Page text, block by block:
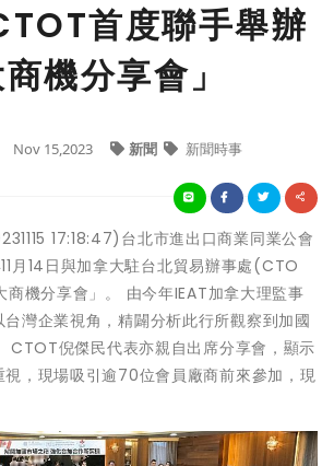
首度聯手舉辦
機分享會」
Nov 15,2023 新聞 新聞時事
17:18:47)台北市進出口商業同業公會
月14日與加拿大駐台北貿易辦事處(CTO
機分享會」。 由今年IEAT加拿大理監事
灣企業視角，精闢分析此行所觀察到加國
CTOT倪傑民代表亦親自出席分享會，顯示
，現場吸引逾70位會員廠商前來參加，現